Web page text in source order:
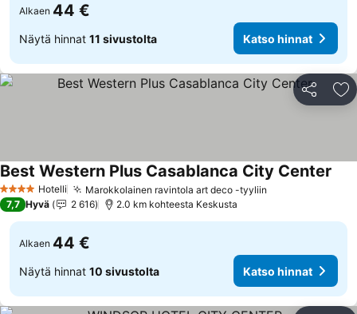
Alkaen 44 €
Näytä hinnat 11 sivustolta Katso hinnat
Jaa
4 Tähtiluokitus
Hotelli Marokkolainen ravintola art deco -tyyliin
Best Western Plus Casablanca City Center
7,7 Hyvä 2 616 2.0 km kohteesta Keskusta
Alkaen 44 €
Näytä hinnat 10 sivustolta Katso hinnat